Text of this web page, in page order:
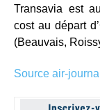
Transavia est
cost au départ
(Beauvais,
Source air-journal